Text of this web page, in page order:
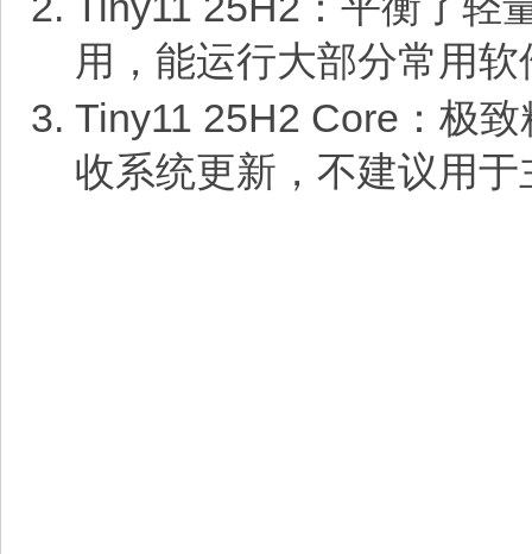
用，能运行大部分常用
Tiny11 25H2 Core：极
收系统更新，不建议用